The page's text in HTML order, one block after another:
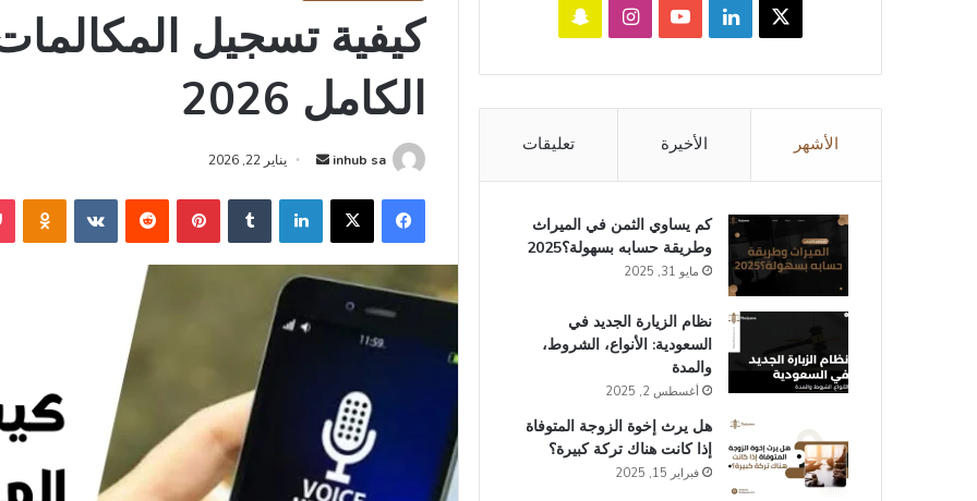
كيفية تسجيل المكالمات
الكامل 2026
inhub sa
أرسل
إلكترونيا
يناير 22, 2026
فيسبوك‫X لينكدإن بينتيريست
لينكدإن‫YouTubeانستقرامسناب
الأشهر الأخيرة تعليقات
كم يساوي الثمن في الميراث​
وطريقة حسابه بسهولة؟2025
مايو 31, 2025
نظام الزيارة الجديد في
السعودية: الأنواع، الشروط،
والمدة
أغسطس 2, 2025
هل يرث إخوة الزوجة المتوفاة
إذا كانت هناك تركة كبيرة؟
فبراير 15, 2025